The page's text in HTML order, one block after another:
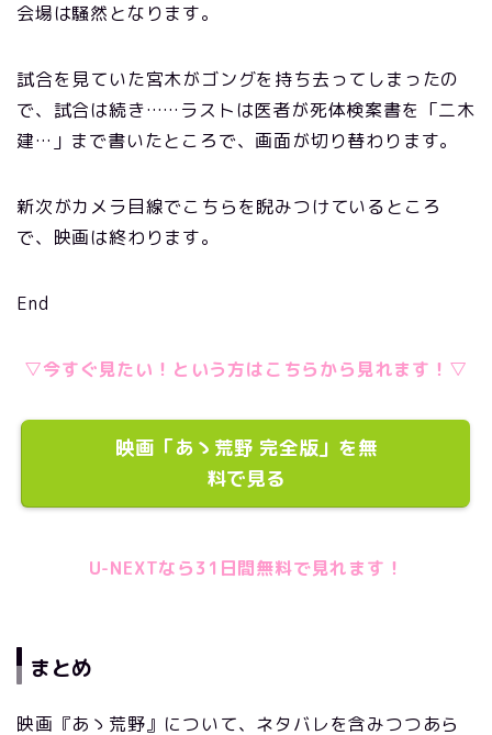
会場は騒然となります。
試合を見ていた宮木がゴングを持ち去ってしまったの
で、試合は続き……ラストは医者が死体検案書を「二木
建…」まで書いたところで、画面が切り替わります。
新次がカメラ目線でこちらを睨みつけているところ
で、映画は終わります。
End
▽今すぐ見たい！という方はこちらから見れます！▽
映画「あゝ荒野 完全版」を無
料で見る
U-NEXTなら31日間無料で見れます！
まとめ
映画『あゝ荒野』について、ネタバレを含みつつあら